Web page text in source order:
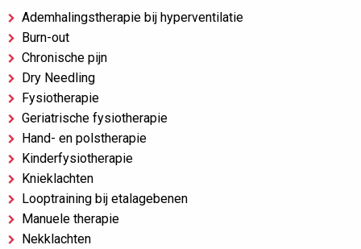
Ademhalingstherapie bij hyperventilatie
Burn-out
Chronische pijn
Dry Needling
Fysiotherapie
Geriatrische fysiotherapie
Hand- en polstherapie
Kinderfysiotherapie
Knieklachten
Looptraining bij etalagebenen
Manuele therapie
Nekklachten